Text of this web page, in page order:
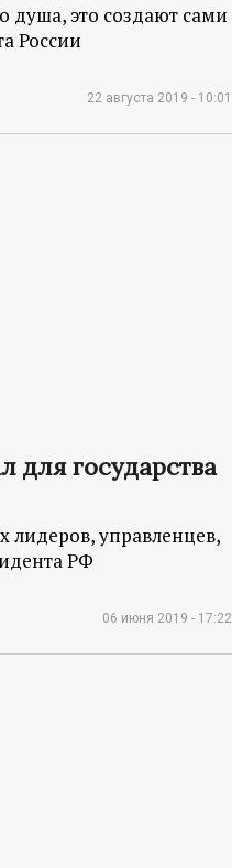
душа, это создают сами
России
22 августа 2019 - 10:01
для государства
лидеров, управленцев,
РФ
06 июня 2019 - 17:22